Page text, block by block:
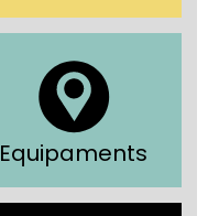
Equipaments